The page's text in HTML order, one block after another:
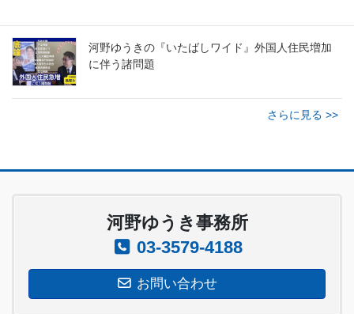
河野ゆうきの『いたばしワイド』外国人住民増加
に伴う諸問題
さらに見る >>
河野ゆうき事務所
03-3579-4188
お問い合わせ